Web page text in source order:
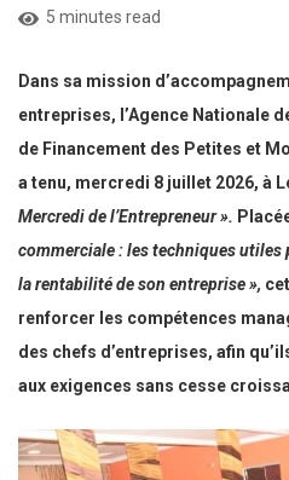
5 minutes read
Dans sa mission
entreprises, l’Agence Nationale
de Financement des Petites et
a tenu, mercredi 8 juillet 2026, à
Mercredi de l’Entrepreneur ».
commerciale : les techniques
la rentabilité de son entreprise »,
renforcer les compétences
des chefs d’entreprises, afin
aux exigences sans cesse